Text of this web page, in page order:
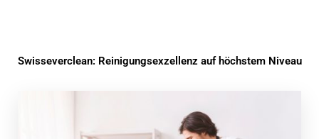
Swisseverclean: Reinigungsexzellenz auf höchstem Niveau